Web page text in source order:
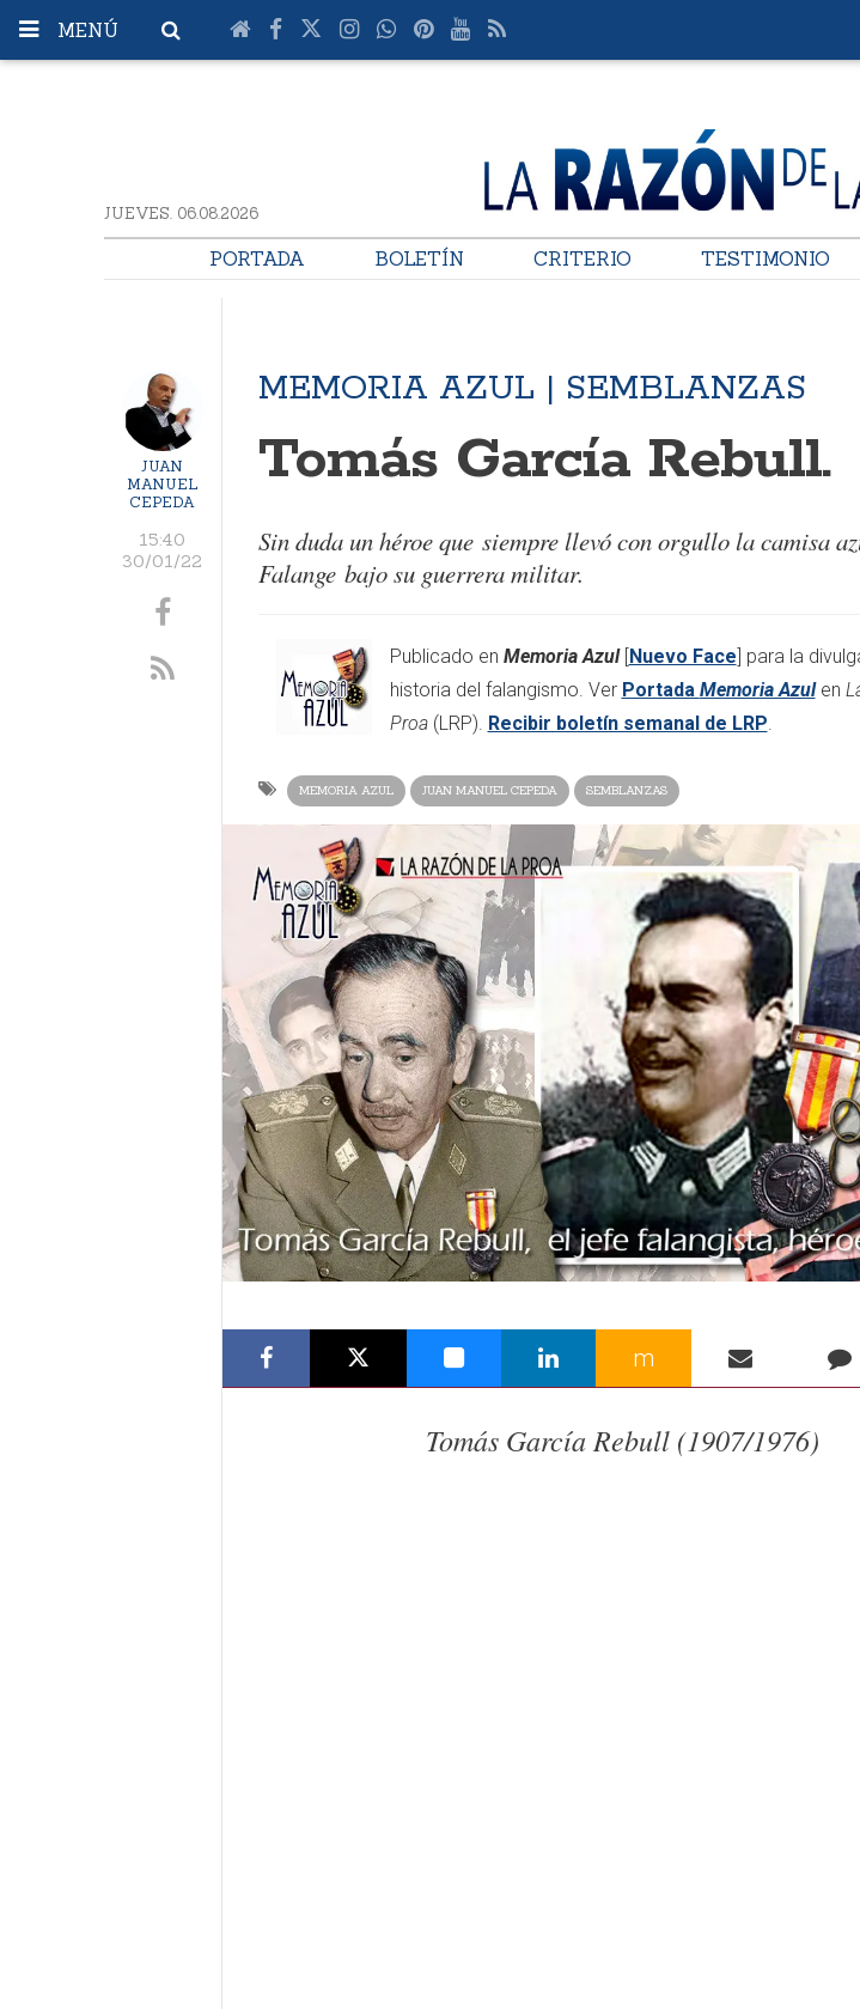
MENÚ
JUEVES. 06.08.2026
PORTADA BOLETÍN CRITERIO TESTIMONIO
JUAN
MANUEL
CEPEDA
15:40
30/01/22
MEMORIA AZUL | SEMBLANZAS
Tomás García Rebull.
Sin duda un héroe que siempre llevó con orgullo la camisa
Falange bajo su guerrera militar.
Publicado en Memoria Azul[ Nuevo Face ] para la
historia del falangismo. Ver Portada Memoria Azulen
Proa(LRP). Recibir boletín semanal de LRP.​​​
MEMORIA AZUL JUAN MANUEL CEPEDA SEMBLANZAS
m
Tomás García Rebull (1907/1976)